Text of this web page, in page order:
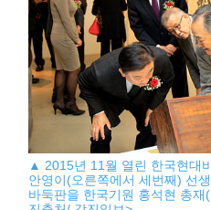
▲ 2015년 11월 열린 한국현대
안영이(오른쪽에서 세번째) 선
바둑판을 한국기원 홍석현 총